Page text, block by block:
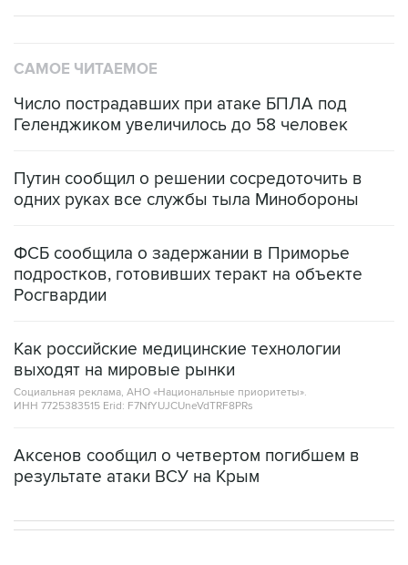
САМОЕ ЧИТАЕМОЕ
Число пострадавших при атаке БПЛА под
Геленджиком увеличилось до 58 человек
Путин сообщил о решении сосредоточить в
одних руках все службы тыла Минобороны
ФСБ сообщила о задержании в Приморье
подростков, готовивших теракт на объекте
Росгвардии
Как российские медицинские технологии
выходят на мировые рынки
Социальная реклама, АНО «Национальные приоритеты».
ИНН 7725383515 Erid: F7NfYUJCUneVdTRF8PRs
Аксенов сообщил о четвертом погибшем в
результате атаки ВСУ на Крым